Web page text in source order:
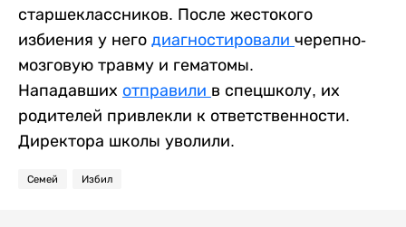
старшеклассников. После жестокого
избиения у него диагностировали черепно-
мозговую травму и гематомы.
Нападавших отправили в спецшколу, их
родителей привлекли к ответственности.
Директора школы уволили.
Семей Избил